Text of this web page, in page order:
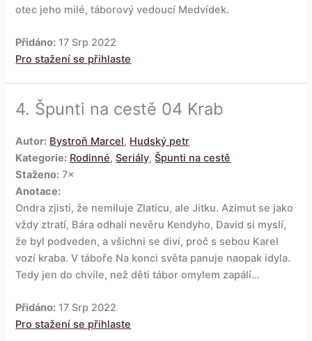
otec jeho milé, táborový vedoucí Medvídek.
Přidáno: 17 Srp 2022
Pro stažení se přihlaste
4. Špunti na cestě 04 Krab
Autor: Bystroň Marcel, Hudský petr
Kategorie: Rodinné,Seriály,Špunti na cestě
Staženo: 7×
Anotace:
Ondra zjistí, že nemiluje Zlaticu, ale Jitku. Azimut se jako
vždy ztratí, Bára odhalí nevěru Kendyho, David si myslí,
že byl podveden, a všichni se diví, proč s sebou Karel
vozí kraba. V táboře Na konci světa panuje naopak idyla.
Tedy jen do chvíle, než děti tábor omylem zapálí…
Přidáno: 17 Srp 2022
Pro stažení se přihlaste